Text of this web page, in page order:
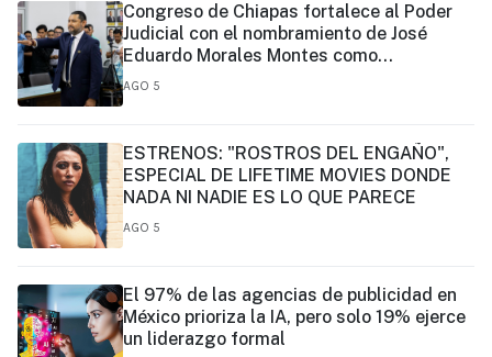
Congreso de Chiapas fortalece al Poder
Judicial con el nombramiento de José
Eduardo Morales Montes como
magistrado
AGO 5
ESTRENOS: "ROSTROS DEL ENGAÑO",
ESPECIAL DE LIFETIME MOVIES DONDE
NADA NI NADIE ES LO QUE PARECE
AGO 5
El 97% de las agencias de publicidad en
México prioriza la IA, pero solo 19% ejerce
un liderazgo formal